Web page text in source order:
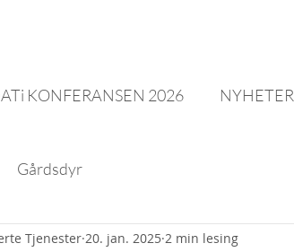
KONFERANSEN 2026 NYHETER
Gårdsdyr
Tjenester 20. jan. 2025 2 min lesing